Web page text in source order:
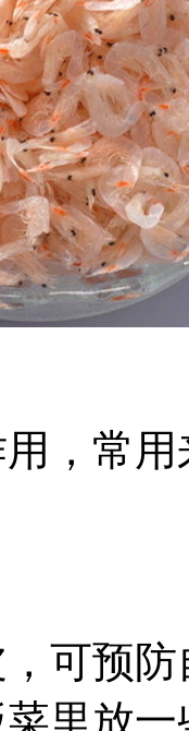
，常
可预
里放